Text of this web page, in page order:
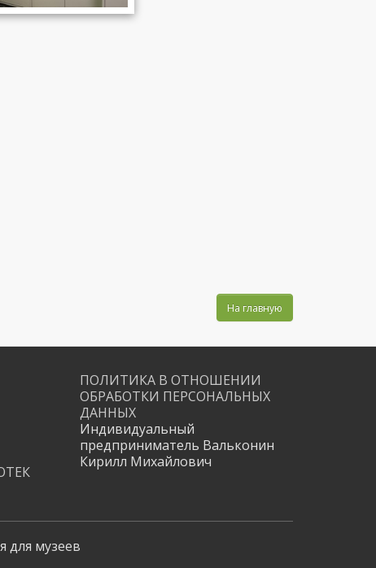
На главную
ПОЛИТИКА В ОТНОШЕНИИ
ОБРАБОТКИ ПЕРСОНАЛЬНЫХ
ДАННЫХ
Индивидуальный
предприниматель Вальконин
Кирилл Михайлович
для музеев